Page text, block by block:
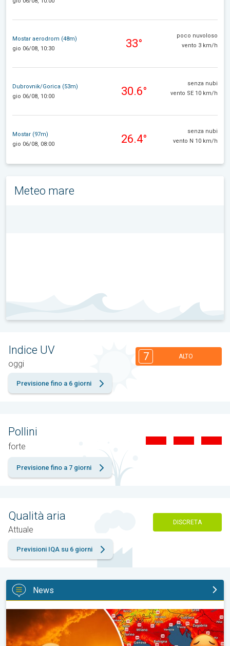
Mostar aerodrom (48m)
gio 06/08, 10:30
33°
poco nuvoloso
vento 3 km/h
Dubrovnik/Gorica (53m)
gio 06/08, 10:00
30.6°
senza nubi
vento SE 10 km/h
Mostar (97m)
gio 06/08, 08:00
26.4°
senza nubi
vento N 10 km/h
Meteo mare
Indice UV
oggi
7 ALTO
Previsione fino a 6 giorni
Pollini
forte
Previsione fino a 7 giorni
Qualità aria
Attuale
DISCRETA
Previsioni IQA su 6 giorni
News
Meteo Ferragosto 2026, il caldo resterà sul podio. Tendenza